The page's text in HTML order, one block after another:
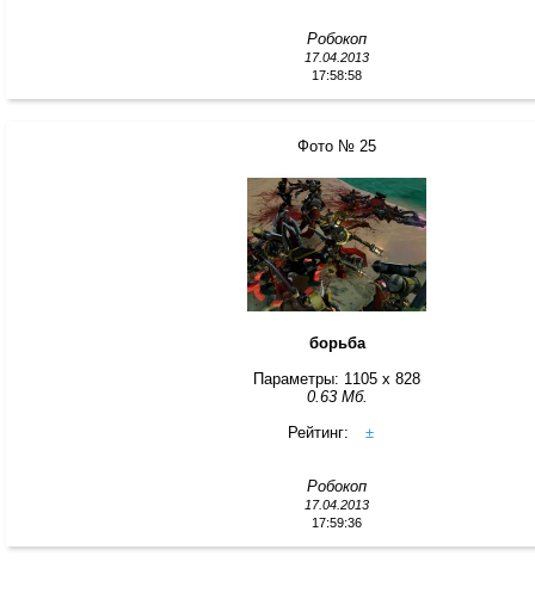
Робокоп
17.04.2013
17:58:58
Фото № 25
борьба
Параметры: 1105 x 828
0.63 Мб.
Рейтинг:
±
Робокоп
17.04.2013
17:59:36